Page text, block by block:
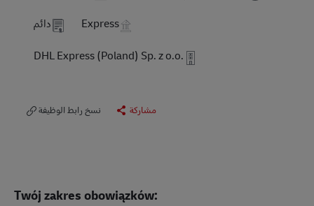
دائم Express
DHL Express (Poland) Sp. z o.o.
نسخ رابط الوظيفة مشاركة
Twój zakres obowiązków: